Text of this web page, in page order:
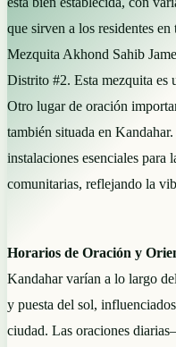
que sirven a los residentes
Mezquita Akhond Sahib
Distrito #2. Esta mezquita es
Otro lugar de oración
también situada en
instalaciones esenciales para
comunitarias, reflejando la
Horarios de Oración y
Kandahar varían a lo largo
y puesta del sol,
ciudad. Las oraciones